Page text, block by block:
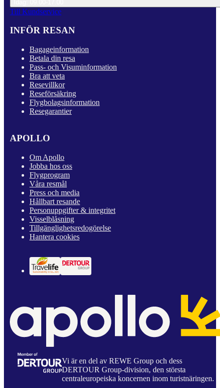
Till Kundservice
INFÖR RESAN
Bagageinformation
Betala din resa
Pass- och Visuminformation
Bra att veta
Resevillkor
Reseförsäkring
Flygbolagsinformation
Resegarantier
APOLLO
Om Apollo
Jobba hos oss
Flygprogram
Våra resmål
Press och media
Hållbart resande
Personuppgifter & integritet
Visselblåsning
Tillgänglighetsredogörelse
Hantera cookies
Vi är en del av REWE Group och dess
DERTOUR Group-division, den största
centraleuropeiska koncernen inom turistnäringen.